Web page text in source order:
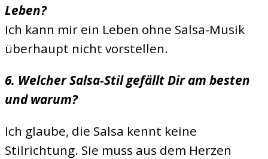
Leben?
Ich kann mir ein Leben ohne Salsa-Musik
überhaupt nicht vorstellen.
6. Welcher Salsa-Stil gefällt Dir am besten
und warum?
Ich glaube, die Salsa kennt keine
Stilrichtung. Sie muss aus dem Herzen